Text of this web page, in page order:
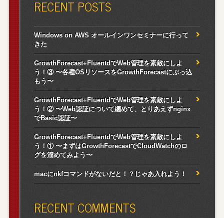
RECENT POSTS
Windows on AWS オールインワンセミナーに行って
きた
GrowthForecast+FluentdでWeb管理を素敵にしよ
う！③ 〜各種OSリソースをGrowthForecastにぶっ込
もう〜
GrowthForecast+FluentdでWeb管理を素敵にしよ
う！② 〜Web認証について纏めて、とりあえずnginx
でBasic認証〜
GrowthForecast+FluentdでWeb管理を素敵にしよ
う！① 〜まずはGrowthForecastでCloudWatchのロ
グを溜めてみよう〜
macにnkfコマンドがないだと！？じゃあ入れよう！
RECENT COMMENTS